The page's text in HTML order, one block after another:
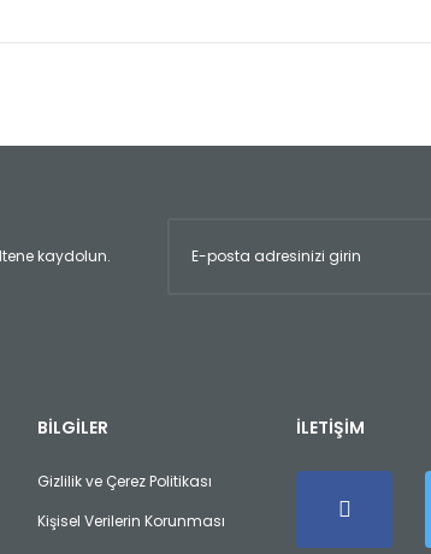
Yorum Yaz
kaydolun.
BİLGİLER
Gizlilik ve Çerez Politikası
Kişisel Verilerin Korunması
İLETİŞİM